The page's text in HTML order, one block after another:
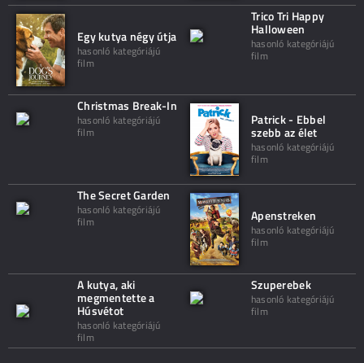
Egy kutya négy útja
hasonló kategóriájú
film
Trico Tri Happy
Halloween
hasonló kategóriájú
film
Christmas Break-In
hasonló kategóriájú
film
Patrick - Ebbel
szebb az élet
hasonló kategóriájú
film
The Secret Garden
hasonló kategóriájú
film Apenstreken
hasonló kategóriájú
film
A kutya, aki
megmentette a
Húsvétot
hasonló kategóriájú
film
Szuperebek
hasonló kategóriájú
film